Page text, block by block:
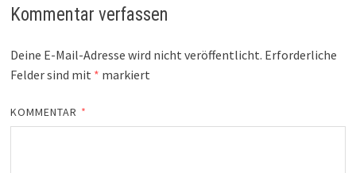
Kommentar verfassen
Deine E-Mail-Adresse wird nicht veröffentlicht. Erforderliche
Felder sind mit * markiert
KOMMENTAR *